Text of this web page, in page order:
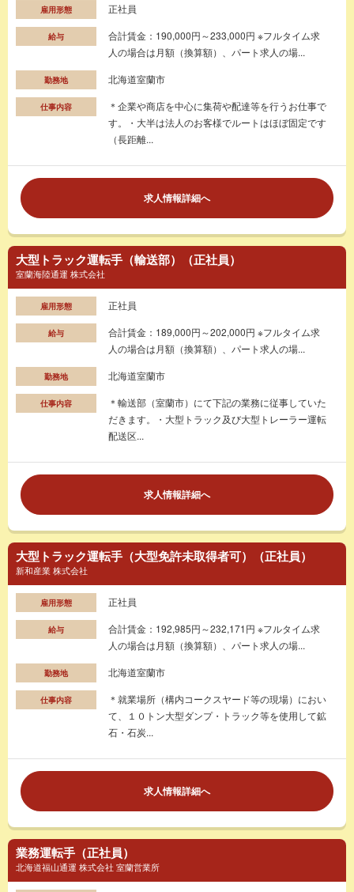
雇用形態 正社員
給与
合計賃金：190,000円～233,000円 ※フルタイム求
人の場合は月額（換算額）、パート求人の場...
勤務地 北海道室蘭市
仕事内容
＊企業や商店を中心に集荷や配達等を行うお仕事で
す。・大半は法人のお客様でルートはほぼ固定です
（長距離...
求人情報詳細へ
大型トラック運転手（輸送部）（正社員）
室蘭海陸通運 株式会社
雇用形態 正社員
給与
合計賃金：189,000円～202,000円 ※フルタイム求
人の場合は月額（換算額）、パート求人の場...
勤務地 北海道室蘭市
仕事内容
＊輸送部（室蘭市）にて下記の業務に従事していた
だきます。・大型トラック及び大型トレーラー運転
配送区...
求人情報詳細へ
大型トラック運転手（大型免許未取得者可）（正社員）
新和産業 株式会社
雇用形態 正社員
給与
合計賃金：192,985円～232,171円 ※フルタイム求
人の場合は月額（換算額）、パート求人の場...
勤務地 北海道室蘭市
仕事内容
＊就業場所（構内コークスヤード等の現場）におい
て、１０トン大型ダンプ・トラック等を使用して鉱
石・石炭...
求人情報詳細へ
業務運転手（正社員）
北海道福山通運 株式会社 室蘭営業所